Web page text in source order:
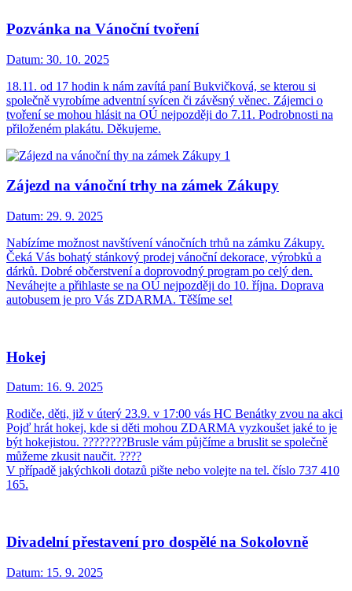
Pozvánka na Vánoční tvoření
Datum: 30. 10. 2025
18.11. od 17 hodin k nám zavítá paní Bukvičková, se kterou si
společně vyrobíme adventní svícen či závěsný věnec. Zájemci o
tvoření se mohou hlásit na OÚ nejpozději do 7.11. Podrobnosti na
přiloženém plakátu. Děkujeme.
Zájezd na vánoční trhy na zámek Zákupy
Datum: 29. 9. 2025
Nabízíme možnost navštívení vánočních trhů na zámku Zákupy.
Čeká Vás bohatý stánkový prodej vánoční dekorace, výrobků a
dárků. Dobré občerstvení a doprovodný program po celý den.
Neváhejte a přihlaste se na OÚ nejpozději do 10. října. Doprava
autobusem je pro Vás ZDARMA. Těšíme se!
Hokej
Datum: 16. 9. 2025
Rodiče, děti, již v úterý 23.9. v 17:00 vás HC Benátky zvou na akci
Pojď hrát hokej, kde si děti mohou ZDARMA vyzkoušet jaké to je
být hokejistou. ????????Brusle vám půjčíme a bruslit se společně
můžeme zkusit naučit. ????
V případě jakýchkoli dotazů pište nebo volejte na tel. číslo 737 410
165.
Divadelní přestavení pro dospělé na Sokolovně
Datum: 15. 9. 2025